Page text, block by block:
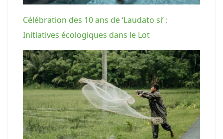
Célébration des 10 ans de ‘Laudato si’ :
Initiatives écologiques dans le Lot